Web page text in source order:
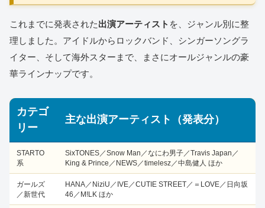
これまでに発表された出演アーティスト を、ジャンル別に整
理しました。アイドルからロックバンド、シンガーソングラ
イター、そして海外スターまで、まさにオールジャンルの豪
華ラインナップです。
カテゴ
リー
主な出演アーティスト（発表分）
STARTO
系
SixTONES／Snow Man／なにわ男子／Travis Japan／
King & Prince／NEWS／timelesz／中島健人 ほか
ガールズ
／新世代
HANA／NiziU／IVE／CUTIE STREET／＝LOVE／日向坂
46／M!LK ほか